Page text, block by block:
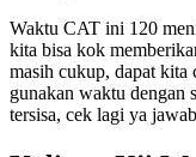
Waktu CAT ini 120
kita bisa kok
masih cukup, dapat
gunakan waktu dengan
tersisa, cek lagi ya